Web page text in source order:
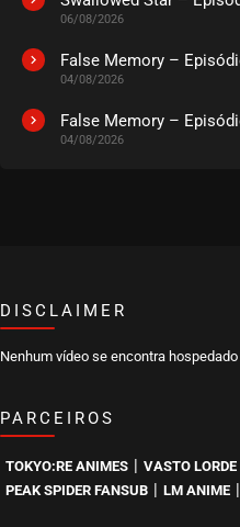
06/08/2026
False Memory –
04/08/2026
False Memory –
04/08/2026
DISCLAIMER
Nenhum vídeo se encontra
PARCEIROS
TOKYO:RE ANIMES VASTO
PEAK SPIDER FANSUB LM ANIME